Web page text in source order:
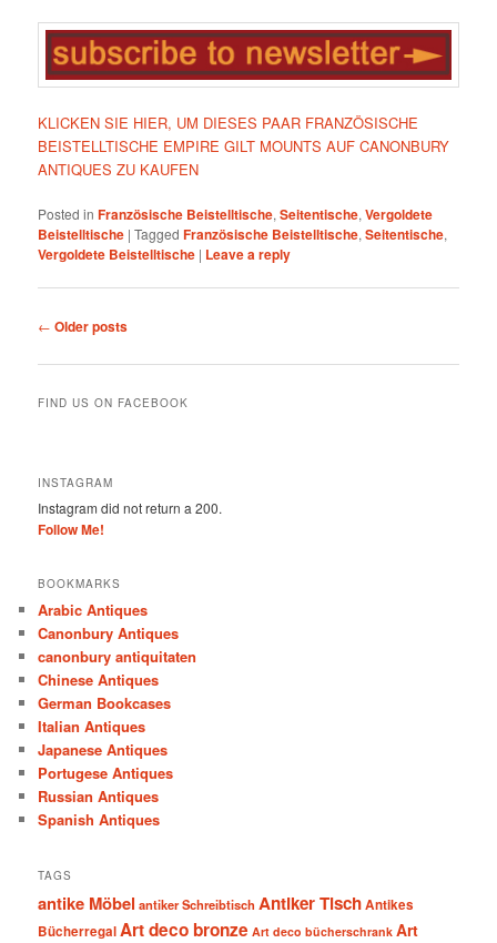
KLICKEN SIE HIER, UM DIESES PAAR FRANZÖSISCHE
BEISTELLTISCHE EMPIRE GILT MOUNTS AUF CANONBURY
ANTIQUES ZU KAUFEN
Posted in Französische Beistelltische,Seitentische,Vergoldete
Beistelltische |Tagged Französische Beistelltische,Seitentische,
Vergoldete Beistelltische | Leave a reply
Post
← Older posts
FIND US ON FACEBOOK
INSTAGRAM
Instagram did not return a 200.
Follow Me!
BOOKMARKS
Arabic Antiques
Canonbury Antiques
canonbury antiquitaten
Chinese Antiques
German Bookcases
Italian Antiques
Japanese Antiques
Portugese Antiques
Russian Antiques
Spanish Antiques
TAGS
antike Möbel antiker Schreibtisch Antiker TischAntikes
BücherregalArt deco bronze Art deco bücherschrank Art